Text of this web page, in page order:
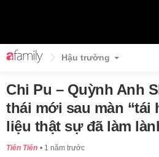
Hậu trường
Chi Pu – Quỳnh Anh
thái mới sau màn “tái
liệu thật sự đã làm
Tiên Tiên 1 năm trước